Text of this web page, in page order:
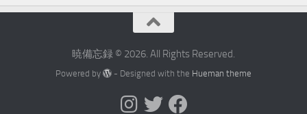
暁備忘録 © 2026. All Rights Reserved.
Powered by - Designed with the Hueman theme